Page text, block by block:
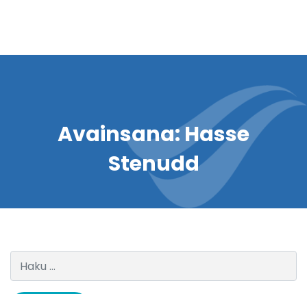
Avainsana:Hasse
Stenudd
Haku: